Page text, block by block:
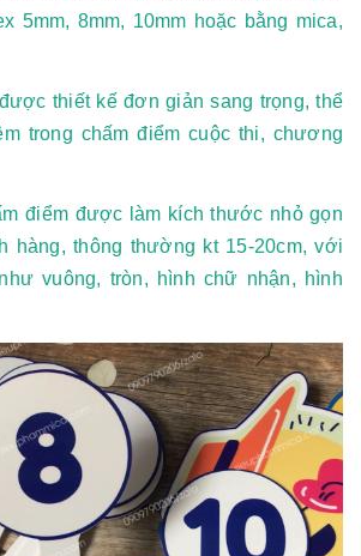
5mm, 8mm, 10mm hoặc bằng mica,
thiết kế đơn giản sang trọng, thể
trong chấm điểm cuộc thi, chương
điểm được làm kích thước nhỏ gọn
hàng, thông thường kt 15-20cm, với
vuông, tròn, hình chữ nhận, hình